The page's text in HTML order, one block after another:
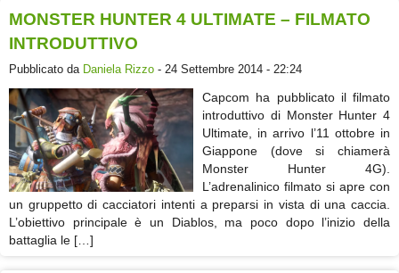
MONSTER HUNTER 4 ULTIMATE – FILMATO
INTRODUTTIVO
Pubblicato da Daniela Rizzo - 24 Settembre 2014 - 22:24
Capcom ha pubblicato il filmato
introduttivo di Monster Hunter 4
Ultimate, in arrivo l’11 ottobre in
Giappone (dove si chiamerà
Monster Hunter 4G).
L’adrenalinico filmato si apre con
un gruppetto di cacciatori intenti a preparsi in vista di una caccia.
L’obiettivo principale è un Diablos, ma poco dopo l’inizio della
battaglia le […]